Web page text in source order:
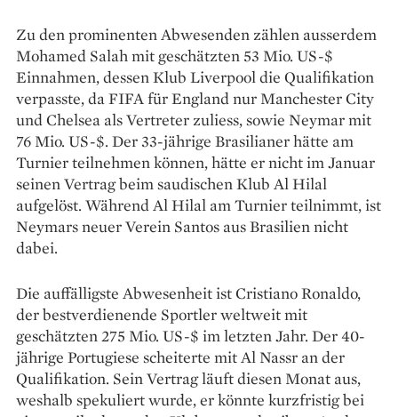
Zu den prominenten Abwesenden zählen ausserdem
Mohamed Salah mit geschätzten 53 Mio. US-$
Einnahmen, dessen Klub Liverpool die Qualifikation
verpasste, da FIFA für England nur Manchester City
und Chelsea als Vertreter zuliess, sowie Neymar mit
76 Mio. US-$. Der 33-jährige Brasilianer hätte am
Turnier teilnehmen können, hätte er nicht im Januar
seinen Vertrag beim saudischen Klub Al Hilal
aufgelöst. Während Al Hilal am Turnier teilnimmt, ist
Neymars neuer Verein Santos aus Brasilien nicht
dabei.
Die auffälligste Abwesenheit ist Cristiano Ronaldo,
der bestverdienende Sportler weltweit mit
geschätzten 275 Mio. US-$ im letzten Jahr. Der 40-
jährige Portugiese scheiterte mit Al Nassr an der
Qualifikation. Sein Vertrag läuft diesen Monat aus,
weshalb spekuliert wurde, er könnte kurzfristig bei